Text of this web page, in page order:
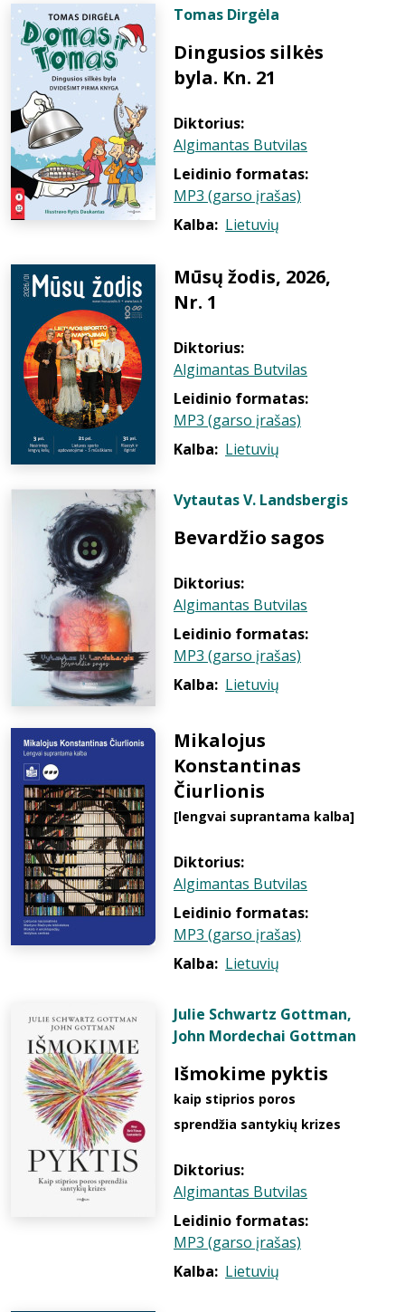
Tomas Dirgėla
Dingusios silkės
byla. Kn. 21
Diktorius:
Algimantas Butvilas
Leidinio formatas:
MP3 (garso įrašas)
Kalba: Lietuvių
Mūsų žodis, 2026,
Nr. 1
Diktorius:
Algimantas Butvilas
Leidinio formatas:
MP3 (garso įrašas)
Kalba: Lietuvių
Vytautas V. Landsbergis
Bevardžio sagos
Diktorius:
Algimantas Butvilas
Leidinio formatas:
MP3 (garso įrašas)
Kalba: Lietuvių
Mikalojus
Konstantinas
Čiurlionis
[lengvai suprantama kalba]
Diktorius:
Algimantas Butvilas
Leidinio formatas:
MP3 (garso įrašas)
Kalba: Lietuvių
Julie Schwartz Gottman,
John Mordechai Gottman
Išmokime pyktis
kaip stiprios poros
sprendžia santykių krizes
Diktorius:
Algimantas Butvilas
Leidinio formatas:
MP3 (garso įrašas)
Kalba: Lietuvių